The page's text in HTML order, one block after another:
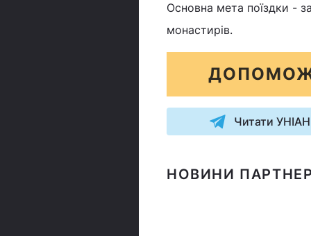
Основна мета поїздки -
монастирів.
Читати
НОВИНИ